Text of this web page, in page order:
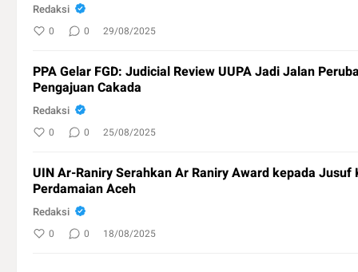
Redaksi
0 0 29/08/2025
PPA Gelar FGD: Judicial Review UUPA Jadi Jalan
Pengajuan Cakada
Redaksi
0 0 25/08/2025
UIN Ar-Raniry Serahkan Ar Raniry Award kepada Jusuf
Perdamaian Aceh
Redaksi
0 0 18/08/2025